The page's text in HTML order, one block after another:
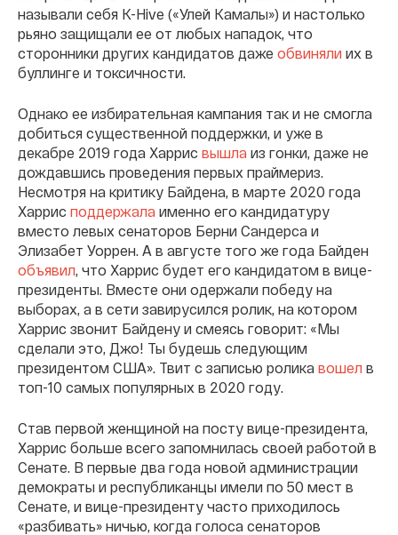
называли себя K-Hive («Улей Камалы») и настолько
рьяно защищали ее от любых нападок, что
сторонники других кандидатов даже обвиняли их в
буллинге и токсичности.
Однако ее избирательная кампания так и не смогла
добиться существенной поддержки, и уже в
декабре 2019 года Харрис вышла из гонки, даже не
дождавшись проведения первых праймериз.
Несмотря на критику Байдена, в марте 2020 года
Харрис поддержала именно его кандидатуру
вместо левых сенаторов Берни Сандерса и
Элизабет Уоррен. А в августе того же года Байден
объявил , что Харрис будет его кандидатом в вице-
президенты. Вместе они одержали победу на
выборах, а в сети завирусился ролик, на котором
Харрис звонит Байдену и смеясь говорит: «Мы
сделали это, Джо! Ты будешь следующим
президентом США». Твит с записью ролика вошел в
топ-10 самых популярных в 2020 году.
Став первой женщиной на посту вице-президента,
Харрис больше всего запомнилась своей работой в
Сенате. В первые два года новой администрации
демократы и республиканцы имели по 50 мест в
Сенате, и вице-президенту часто приходилось
«разбивать» ничью, когда голоса сенаторов